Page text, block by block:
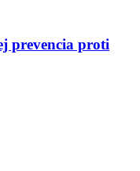
prevencia proti